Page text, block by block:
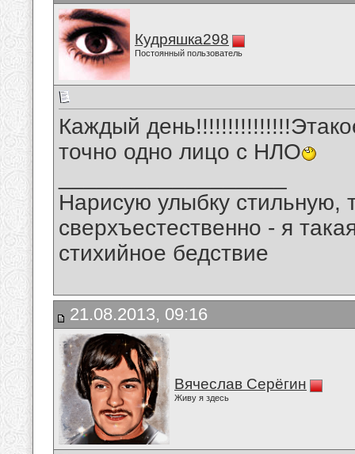
Кудряшка298
Постоянный пользователь
Каждый
точно одно лицо с НЛО
Нарисую улыбку стильную,
сверхъестественно - я
стихийное бедствие
21.08.2013, 09:16
Вячеслав Серёгин
Живу я здесь